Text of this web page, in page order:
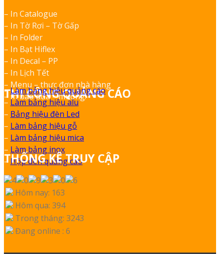
– In Catalogue
– In Tờ Rơi – Tờ Gấp
– In Folder
– In Bạt Hiflex
– In Decal – PP
– In Lịch Tết
– Menu – thực đơn nhà hàng
– In bao đũa – muỗng.
THI CÔNG QUẢNG CÁO
–Làm bảng hiệu quảng cáo
– Làm bảng hiệu alu
– Bảng hiệu đèn Led
– Làm bảng hiệu gỗ
– Làm bảng hiệu mica
– Làm bảng inox
– Hộp đèn quảng cáo
THỐNG KÊ TRUY CẬP
Hôm nay: 163
Hôm qua: 394
Trong tháng: 3243
Đang online : 6